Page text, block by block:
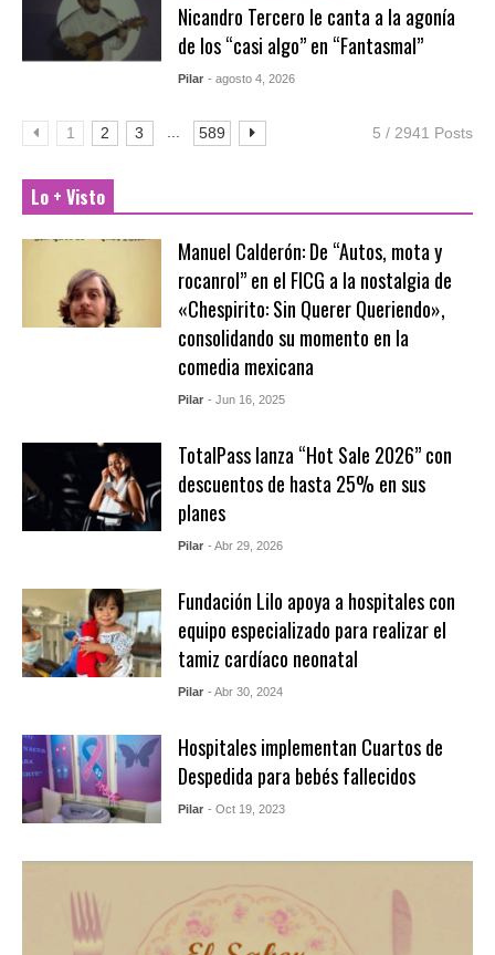
Nicandro Tercero le canta a la agonía
de los “casi algo” en “Fantasmal”
Pilar - agosto 4, 2026
1 2 3 ... 589 5 / 2941 Posts
Lo + Visto
Manuel Calderón: De “Autos, mota y
rocanrol” en el FICG a la nostalgia de
«Chespirito: Sin Querer Queriendo»,
consolidando su momento en la
comedia mexicana
Pilar - Jun 16, 2025
TotalPass lanza “Hot Sale 2026” con
descuentos de hasta 25% en sus
planes
Pilar - Abr 29, 2026
Fundación Lilo apoya a hospitales con
equipo especializado para realizar el
tamiz cardíaco neonatal
Pilar - Abr 30, 2024
Hospitales implementan Cuartos de
Despedida para bebés fallecidos
Pilar - Oct 19, 2023